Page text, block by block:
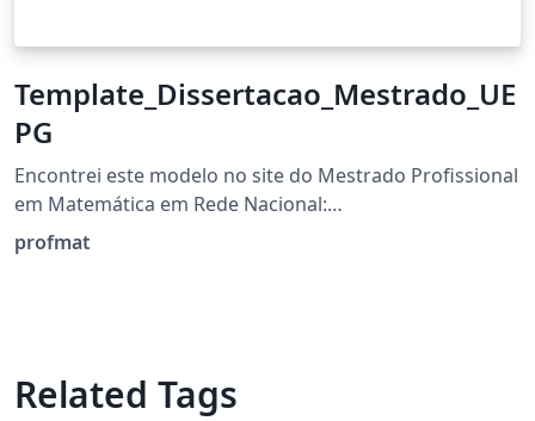
Template_Dissertacao_Mestrado_UE
PG
Encontrei este modelo no site do Mestrado Profissional
em Matemática em Rede Nacional:
https://www2.uepg.br/profmat/documentos/
profmat
Related Tags